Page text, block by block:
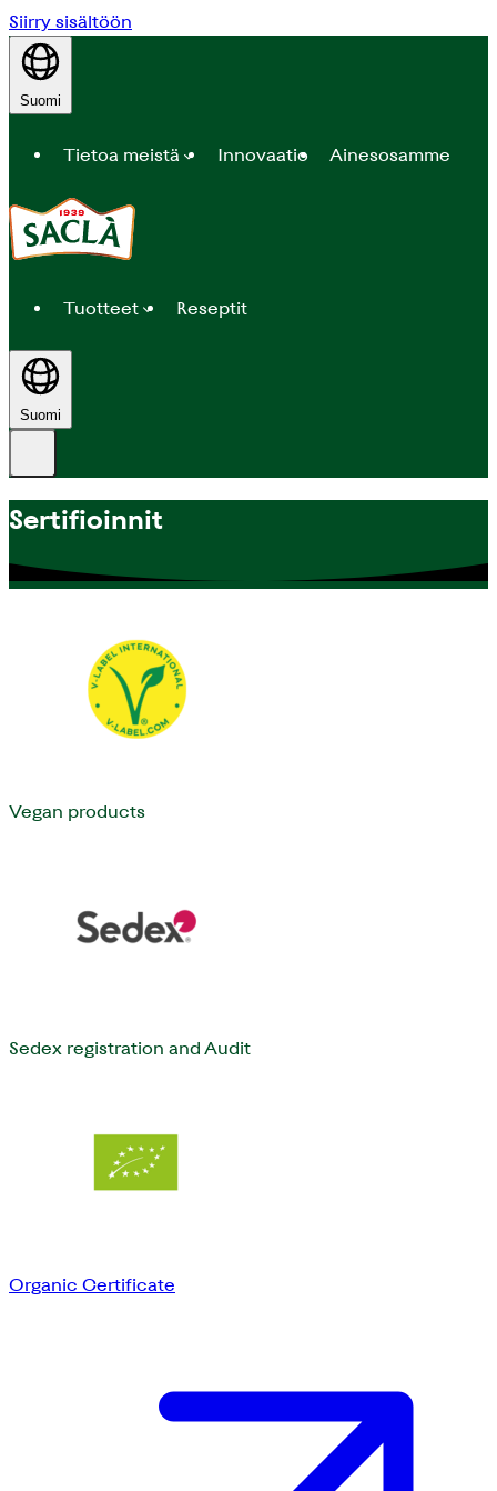
Siirry sisältöön
Suomi
Tietoa meistä Innovaatio Ainesosamme
Tuotteet Reseptit
Suomi
Sertifioinnit
Vegan products
Sedex registration and Audit
Organic Certificate